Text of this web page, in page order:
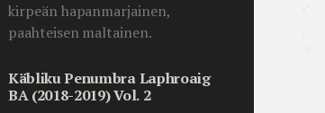
kirpeän hapanmarjainen,
paahteisen maltainen.
Käbliku Penumbra Laphroaig
BA (2018-2019) Vol. 2